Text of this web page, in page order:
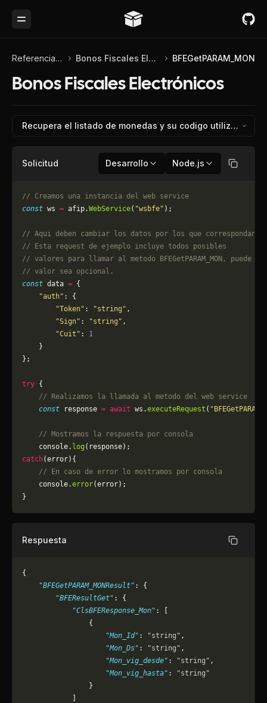
Toggle Menu
Referencia de API Bonos Fiscales Electrónicos BFEGetPARAM_MON
Bonos Fiscales Electrónicos
Recupera el listado de monedas y su codigo
Solicitud Desarrollo Node.js Copiar
// Creamos una instancia del web service
const ws = afip.WebService( "wsbfe" );
// Aqui deben cambiar los datos por los que correspondan.
// Esta request de ejemplo incluye todos posibles
// valores para llamar al metodo BFEGetPARAM_MON, puede
// valor sea opcional.
const data = {
    "auth"
: {
        "Token"
: "string" ,
        "Sign"
: "string" ,
        "Cuit"
: 1
    }
};
try {
    // Realizamos la llamada al metodo del web service
    const
response = await ws.executeRequest (
    // Mostramos la respuesta por consola
    console.
log (response);
catch(error){
    // En caso de error lo mostramos por consola
	console.
error(error);
}
Respuesta Copiar
{
    "BFEGetPARAM_MONResult"
: {
        "BFEResultGet"
: {
            "ClsBFEResponse_Mon"
: [
                {
                    "Mon_Id"
: "string" ,
                    "Mon_Ds"
: "string" ,
                    "Mon_vig_desde"
: "string" ,
                    "Mon_vig_hasta"
:
"string"
                }